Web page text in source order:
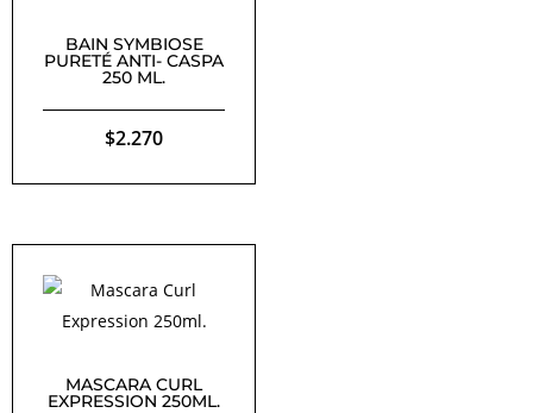
BAIN SYMBIOSE
PURETÉ ANTI- CASPA
250 ML.
$2.270
MASCARA CURL
EXPRESSION 250ML.